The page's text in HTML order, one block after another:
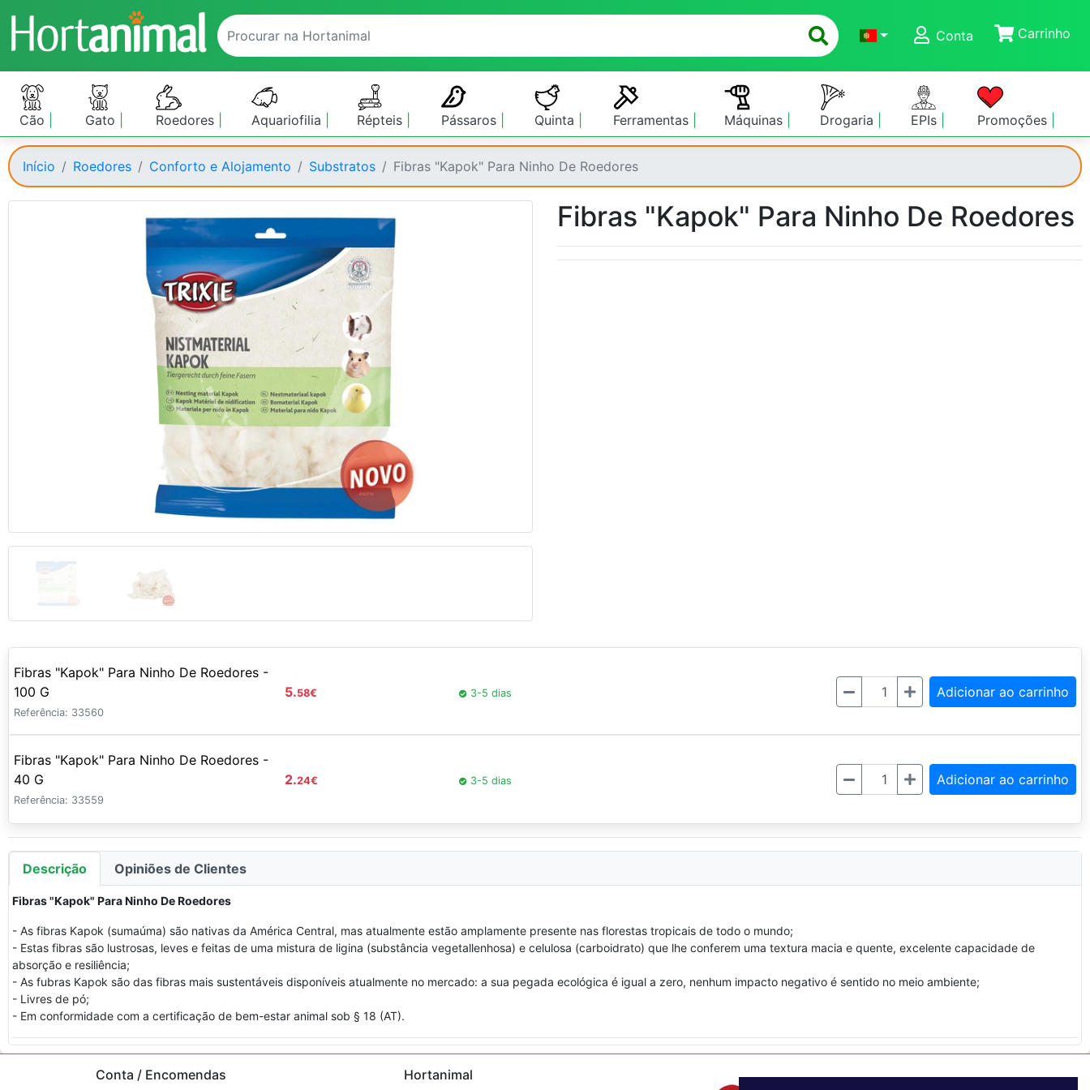
Conta
Carrinho
Cão Gato Roedores Aquariofilia Répteis Pássaros Quinta Ferramentas Máquinas Drogaria EPIs Promoções
Início Roedores Conforto e Alojamento Substratos Fibras "Kapok" Para Ninho De Roedores
Fibras "Kapok" Para Ninho De Roedores
Fibras "Kapok" Para Ninho De Roedores -
100 G
Referência: 33560
5.58€ 3-5 dias Quantidade Adicionar ao carrinho
Fibras "Kapok" Para Ninho De Roedores -
40 G
Referência: 33559
2.24€ 3-5 dias Quantidade Adicionar ao carrinho
Descrição Opiniões de Clientes
Fibras "Kapok" Para Ninho De Roedores
- As fibras Kapok (sumaúma) são nativas da América Central, mas atualmente estão amplamente presente nas florestas tropicais de todo o mundo;
- Estas fibras são lustrosas, leves e feitas de uma mistura de ligina (substância vegetallenhosa) e celulosa (carboidrato) que lhe conferem uma textura macia e quente, excelente capacidade de
absorção e resiliência;
- As fubras Kapok são das fibras mais sustentáveis disponíveis atualmente no mercado: a sua pegada ecológica é igual a zero, nenhum impacto negativo é sentido no meio ambiente;
- Livres de pó;
- Em conformidade com a certificação de bem-estar animal sob § 18 (AT).
Conta / Encomendas Hortanimal